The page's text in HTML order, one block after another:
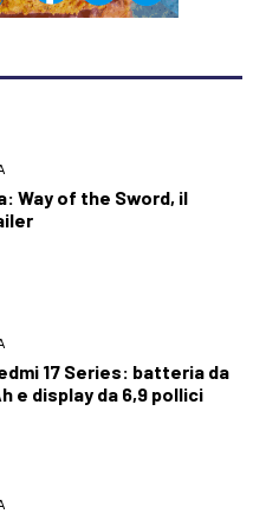
Way of the Sword, il
17 Series: batteria da
e display da 6,9 pollici